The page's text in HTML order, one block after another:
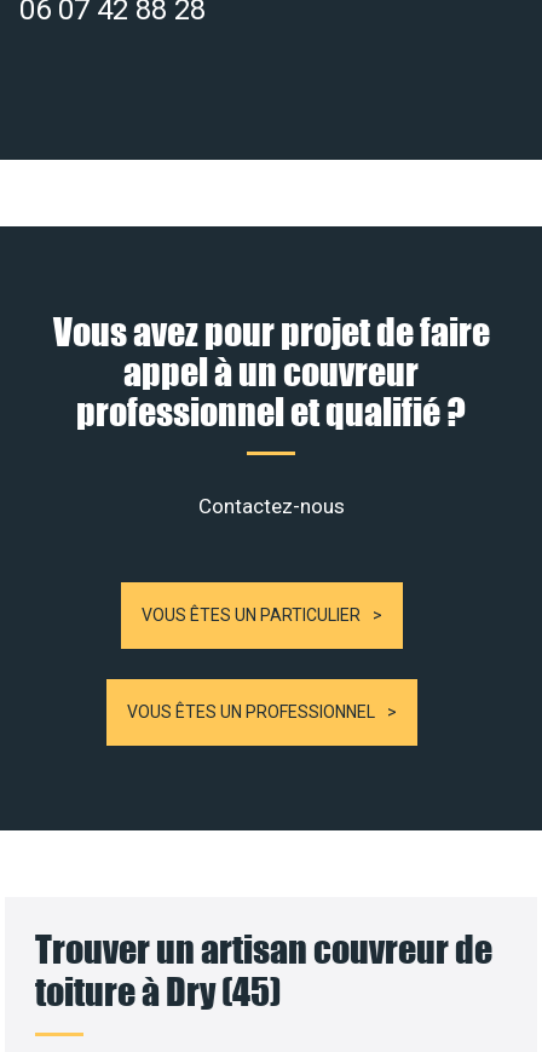
06 07 42 88 28
Vous avez pour projet de faire
appel à un couvreur
professionnel et qualifié ?
Contactez-nous
VOUS ÊTES UN PARTICULIER
VOUS ÊTES UN PROFESSIONNEL
Trouver un artisan couvreur de
toiture à Dry (45)